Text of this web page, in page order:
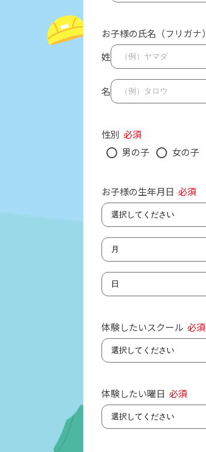
お子様の氏名（フリガナ）
姓
名
性別 必須
男の子
女の子
お子様の生年月日 必須
体験したいスクール 必須
体験したい曜日 必須